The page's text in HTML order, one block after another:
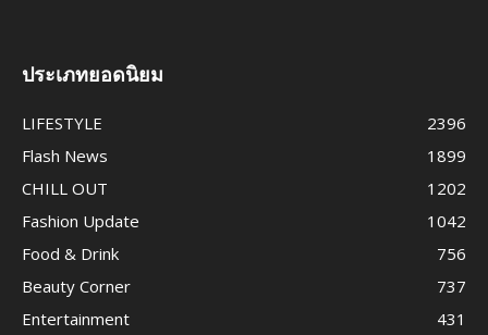
ประเภทยอดนิยม
LIFESTYLE
2396
Flash News
1899
CHILL OUT
1202
Fashion Update
1042
Food & Drink
756
Beauty Corner
737
Entertainment
431